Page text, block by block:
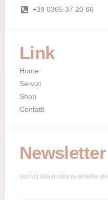
+39 0365 37 20 66
Link
Home
Servizi
Shop
Contatti
Newsletter
Iscriviti alla nostra newsletter